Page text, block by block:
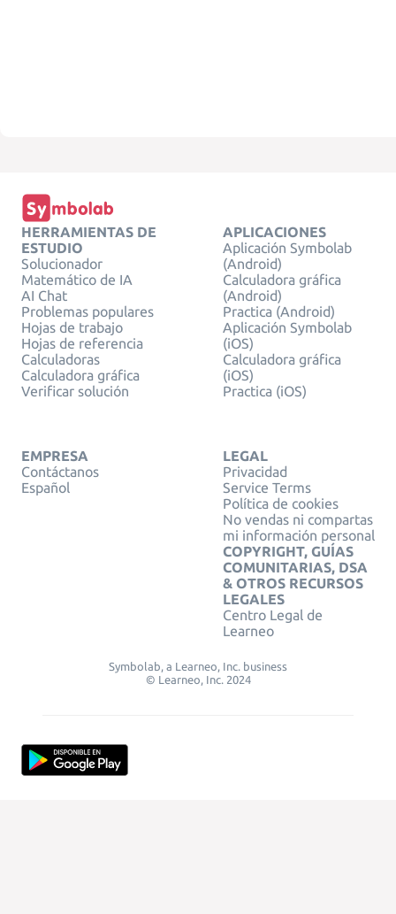
HERRAMIENTAS DE
ESTUDIO
Solucionador
Matemático de IA
AI Chat
Problemas populares
Hojas de trabajo
Hojas de referencia
Calculadoras
Calculadora gráfica
Verificar solución
APLICACIONES
Aplicación Symbolab
(Android)
Calculadora gráfica
(Android)
Practica (Android)
Aplicación Symbolab
(iOS)
Calculadora gráfica
(iOS)
Practica (iOS)
EMPRESA
Contáctanos
Español
LEGAL
Privacidad
Service Terms
Política de cookies
No vendas ni compartas
mi información personal
COPYRIGHT, GUÍAS
COMUNITARIAS, DSA
& OTROS RECURSOS
LEGALES
Centro Legal de
Learneo
Symbolab, a Learneo, Inc. business
© Learneo, Inc. 2024